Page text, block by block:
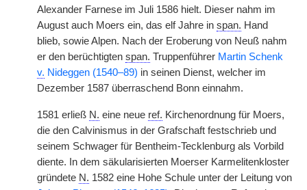
Alexander Farnese im Juli 1586 hielt. Dieser nahm im
August auch Moers ein, das elf Jahre in span. Hand
blieb, sowie Alpen. Nach der Eroberung von Neuß nahm
er den berüchtigten span. Truppenführer Martin Schenk
v. Nideggen (1540–89) in seinen Dienst, welcher im
Dezember 1587 überraschend Bonn einnahm.
1581 erließ N. eine neue ref. Kirchenordnung für Moers,
die den Calvinismus in der Grafschaft festschrieb und
seinem Schwager für Bentheim-Tecklenburg als Vorbild
diente. In dem säkularisierten Moerser Karmelitenkloster
gründete N. 1582 eine Hohe Schule unter der Leitung von